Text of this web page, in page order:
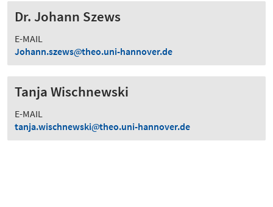
Dr. Johann Szews
E-MAIL
Johann.szews
theo.uni-hannover.de
Tanja Wischnewski
E-MAIL
tanja.wischnewski
theo.uni-hannover.de